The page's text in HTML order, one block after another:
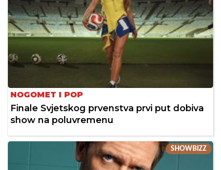
NOGOMET I POP
Finale Svjetskog prvenstva prvi put dobiva
show na poluvremenu
SHOWBIZZ